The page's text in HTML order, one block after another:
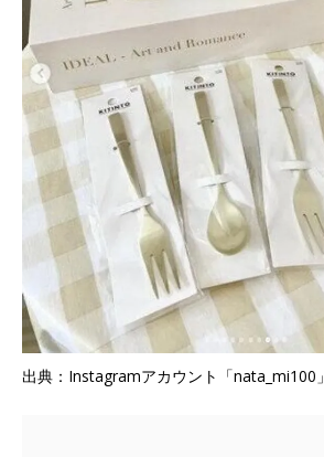
出典：Instagramアカウント「nata_mi100」